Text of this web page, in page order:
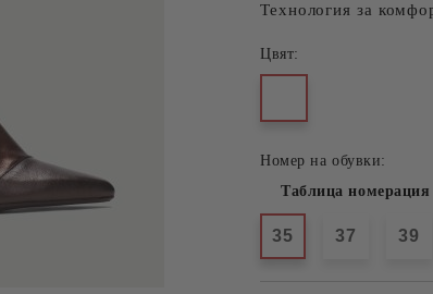
Технология за
Цвят:
Номер на обувки:
Таблица номерация
35 37 39